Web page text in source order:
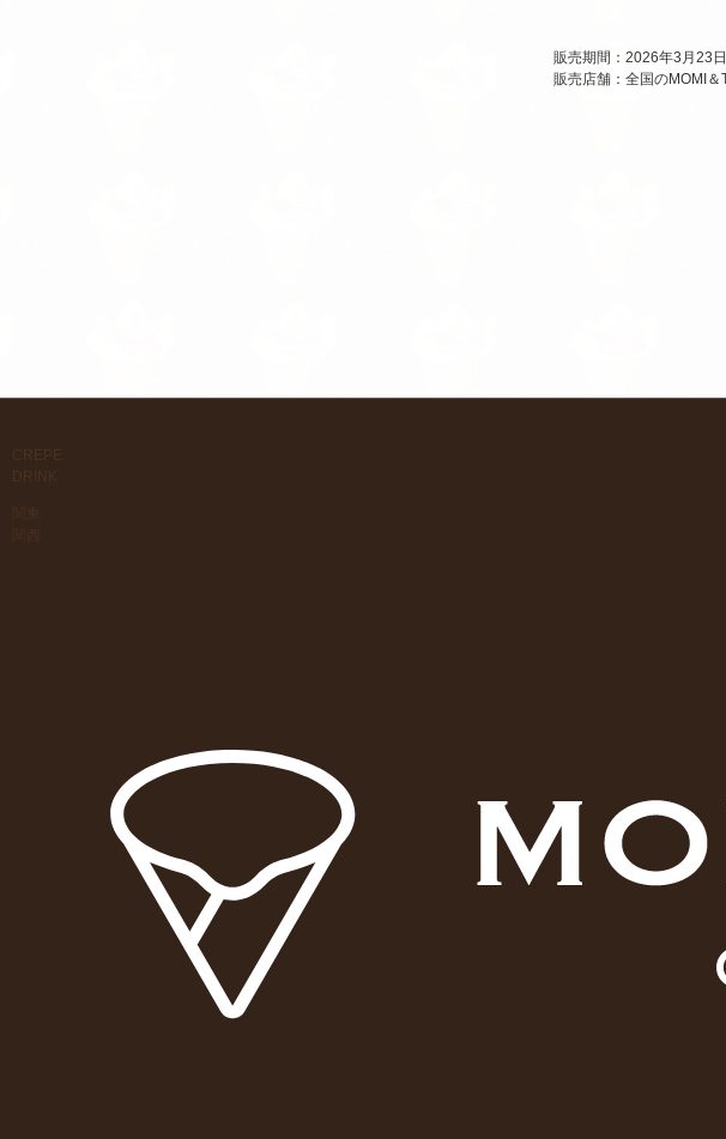
販売期間：2026年3月23
販売店舗：全国のMOMI＆